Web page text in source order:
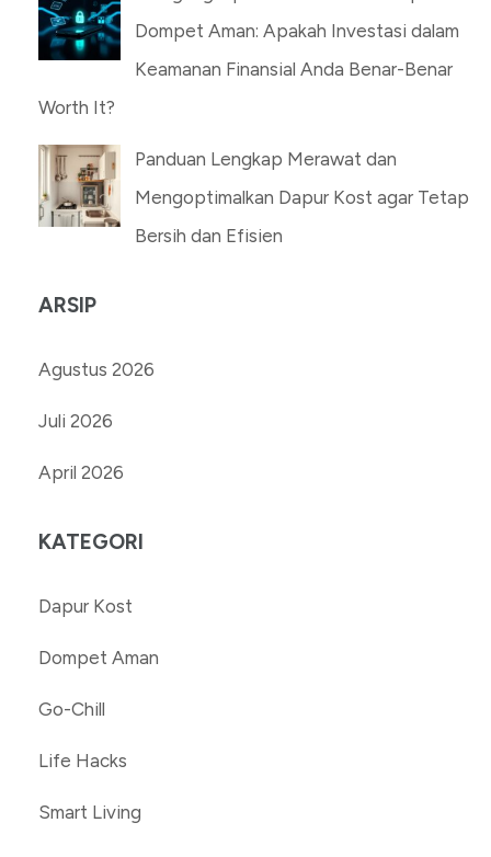
Dompet Aman: Apakah Investasi dalam
Keamanan Finansial Anda Benar-Benar
Worth It?
Panduan Lengkap Merawat dan
Mengoptimalkan Dapur Kost agar Tetap
Bersih dan Efisien
ARSIP
Agustus 2026
Juli 2026
April 2026
KATEGORI
Dapur Kost
Dompet Aman
Go-Chill
Life Hacks
Smart Living